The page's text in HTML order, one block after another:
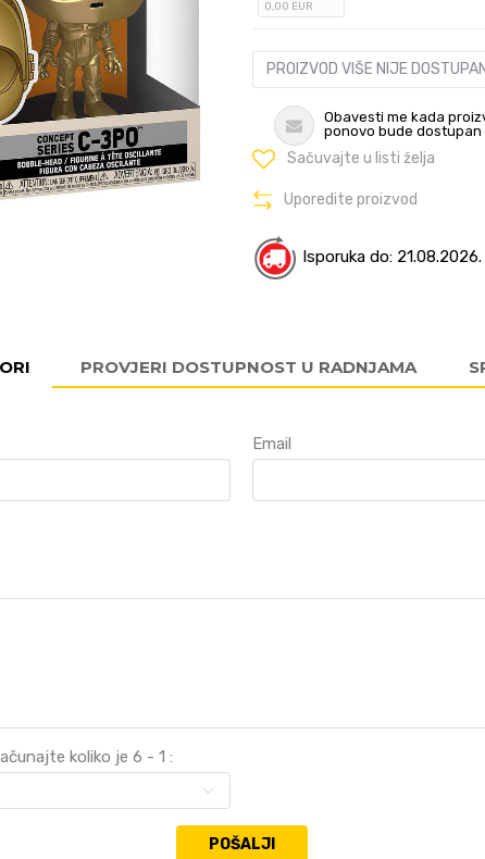
0,00 EUR
PROIZVOD VIŠE NIJE DOSTUPAN
Obavesti me kada
ponovo bude dostupan
Sačuvajte u listi želja
Uporedite proizvod
Isporuka do: 21.08.2026.
PROVJERI DOSTUPNOST U RADNJAMA
Email
koliko je 6 - 1 :
POŠALJI